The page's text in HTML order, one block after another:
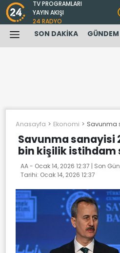
TV PROGRAMLARI
YAYIN AKIŞI
24 RADYO
SON DAKİKA GÜNDEM
Anasayfa Ekonomi Savunma
Savunma sanayisi
bin kişilik istihdam
AA - Ocak 14, 2026 12:37 | Son
Tarihi: Ocak 14, 2026 12:37